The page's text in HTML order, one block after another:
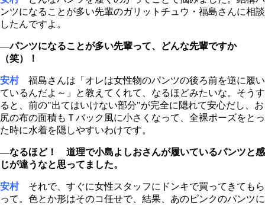
ンツになることが多い先輩のガリットチュウ・福島さんに相談
したんですよ。
―パンツになることが多い先輩って、どんな先輩ですか
（笑）！
安村福島さんは「オレは女性物のパンツの後ろ前を逆に履い
ているんだよ～」と教えてくれて、なるほどみたいな。そうす
ると、前の"出てはいけない部分"が完全に隠れて安心だし、お
尻の布の面積もＴバック風に小さくなって、全裸ポーズをとっ
た時に水着を隠しやすいわけです。
―なるほど！ 道理で小島よしおさんが履いているパンツと感
じが違うなと思ってました。
安村それで、すぐに女性スタッフにドンキで買ってきてもら
って。色とか形はそのコ任せで、結果、あのピンクのパンツに